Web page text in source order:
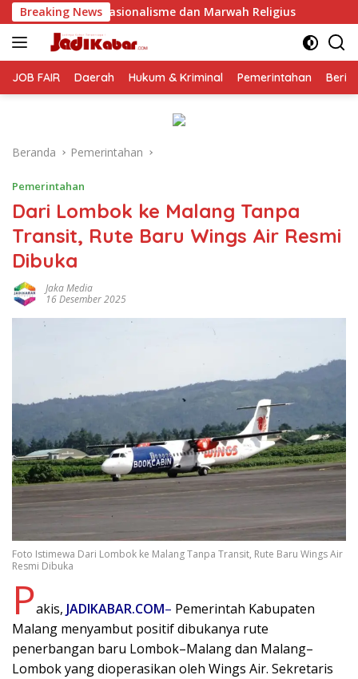
Langsung
ke
konten
Breaking News
dan Marwah Religius Jelang Perayaan HUT RI
JOB FAIR Daerah Hukum & Kriminal Pemerintahan
Beranda Pemerintahan
Pemerintahan
Dari Lombok ke Malang Tanpa
Transit, Rute Baru Wings Air Resmi
Dibuka
Jaka Media
16 Desember 2025
Foto Istimewa Dari Lombok ke Malang Tanpa Transit, Rute Baru Wings Air
Resmi Dibuka
Pakis, JADIKABAR.COM– Pemerintah Kabupaten
Malang menyambut positif dibukanya rute
penerbangan baru Lombok–Malang dan Malang–
Lombok yang dioperasikan oleh Wings Air. Sekretaris